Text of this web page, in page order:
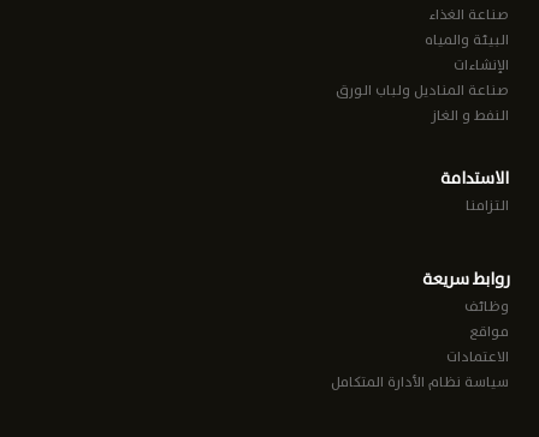
صناعة الغذاء
البيئة والمياه
الإنشاءات
صناعة المناديل ولباب الورق
النفط و الغاز
الاستدامة
التزامنا
روابط سريعة
وظائف
مواقع
الاعتمادات
سياسة نظام الأدارة المتكامل